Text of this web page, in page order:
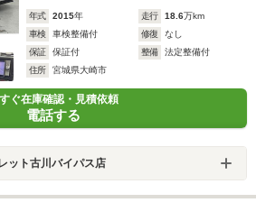
年式 2015年 走行 18.6万km
車検
車検整備付 修復
なし
保証
保証付 整備
法定整備付
住所
宮城県大崎市
ぐ在庫確認・見積依頼
電話する
ット古川バイパス店